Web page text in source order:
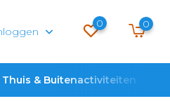
0 0
Thuis & Buitenactiviteiten